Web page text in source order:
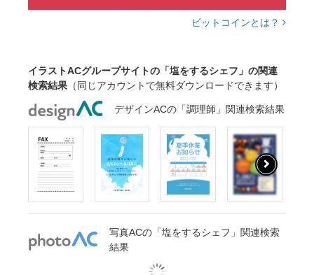
ビットコインとは？
イラストACグループサイトの「塩をするシェフ」の関連
検索結果 （同じアカウントで無料ダウンロードできます）
デザインACの「調理師」関連検索結果
写真ACの「塩をするシェフ」関連検索
結果